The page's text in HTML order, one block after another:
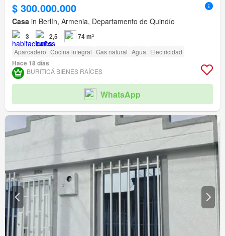
$ 300.000.000
Casa in Berlín, Armenia, Departamento de Quindío
3 2,5 74 m²
Aparcadero Cocina integral Gas natural Agua Electricidad
Hace 18 días
BURITICÁ BIENES RAÍCES
WhatsApp